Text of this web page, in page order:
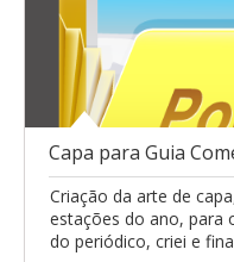
Capa para Guia
Criação da arte de
estações do ano, para
do periódico, criei e